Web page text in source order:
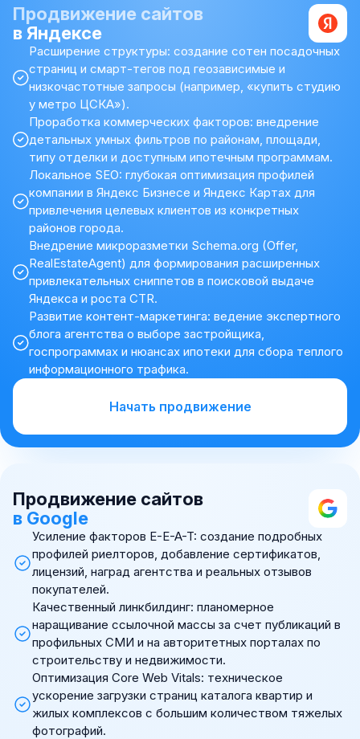
Продвижение сайтов
в Яндексе
Расширение структуры: создание сотен посадочных
страниц и смарт-тегов под геозависимые и
низкочастотные запросы (например, «купить студию
у метро ЦСКА»).
Проработка коммерческих факторов: внедрение
детальных умных фильтров по районам, площади,
типу отделки и доступным ипотечным программам.
Локальное SEO: глубокая оптимизация профилей
компании в Яндекс Бизнесе и Яндекс Картах для
привлечения целевых клиентов из конкретных
районов города.
Внедрение микроразметки Schema.org (Offer,
RealEstateAgent) для формирования расширенных
привлекательных сниппетов в поисковой выдаче
Яндекса и роста CTR.
Развитие контент-маркетинга: ведение экспертного
блога агентства о выборе застройщика,
госпрограммах и нюансах ипотеки для сбора теплого
информационного трафика.
Начать продвижение
Продвижение сайтов
в Google
Усиление факторов E-E-A-T: создание подробных
профилей риелторов, добавление сертификатов,
лицензий, наград агентства и реальных отзывов
покупателей.
Качественный линкбилдинг: планомерное
наращивание ссылочной массы за счет публикаций в
профильных СМИ и на авторитетных порталах по
строительству и недвижимости.
Оптимизация Core Web Vitals: техническое
ускорение загрузки страниц каталога квартир и
жилых комплексов с большим количеством тяжелых
фотографий.